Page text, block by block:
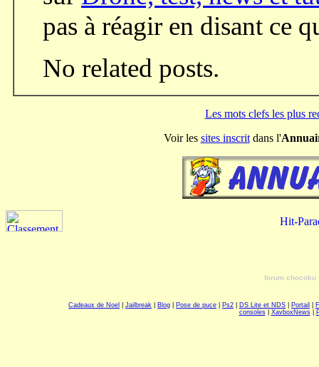
pas à réagir en disant ce
No related posts.
Les mots clefs les plus
Voir les sites inscritdans l'
forum chocoku
Cadeaux de Noel Jailbreak Blog Pose de puce Ps2 DS Lite et NDS Portail
consoles| XavboxNews|